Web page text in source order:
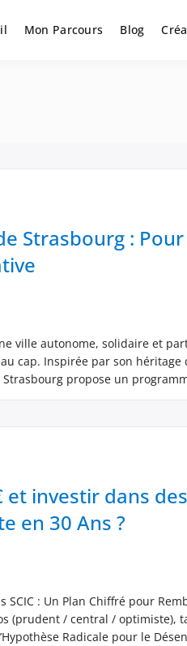
Mon Parcours Blog
Strasbourg :
ville autonome, solidaire et
cap. Inspirée par son héritage
propose un
investir dans des
en 30 Ans ?
: Un Plan Chiffré pour
(prudent / central / optimiste),
Radicale pour le